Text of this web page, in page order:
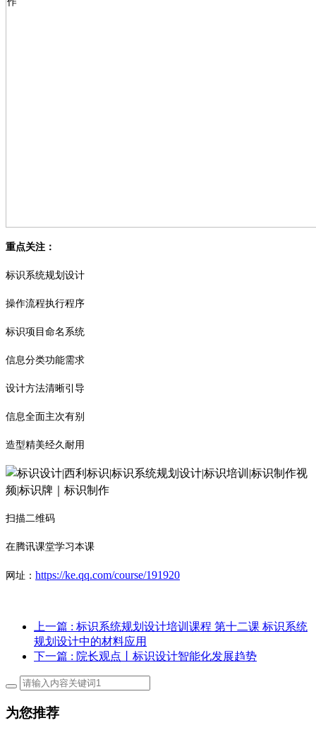
重点关注：
标识系统规划设计
操作流程执行程序
标识项目命名系统
信息分类功能需求
设计方法清晰引导
信息全面主次有别
造型精美经久耐用
扫描二维码
在腾讯课堂学习本课
网址： https://ke.qq.com/course/191920
上一篇 : 标识系统规划设计培训课程 第十二课 标识系统
规划设计中的材料应用
下一篇 : 院长观点丨标识设计智能化发展趋势
为您推荐